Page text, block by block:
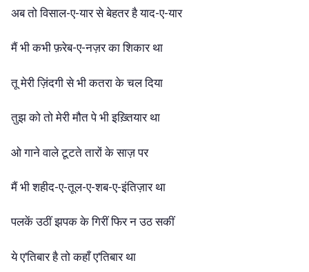
अबतोविसाल-ए-यारसेबेहतरहैयाद-ए-यार
मैंभीकभीफ़रेब-ए-नज़रकाशिकारथा
तूमेरीज़िंदगीसेभीकतराकेचलदिया
तुझकोतोमेरीमौतपेभीइख़्तियारथा
ओगानेवालेटूटतेतारोंकेसाज़पर
मैंभीशहीद-ए-तूल-ए-शब-ए-इंतिज़ारथा
पलकेंउठींझपककेगिरींफिरनउठसकीं
येए'तिबारहैतोकहाँए'तिबारथा